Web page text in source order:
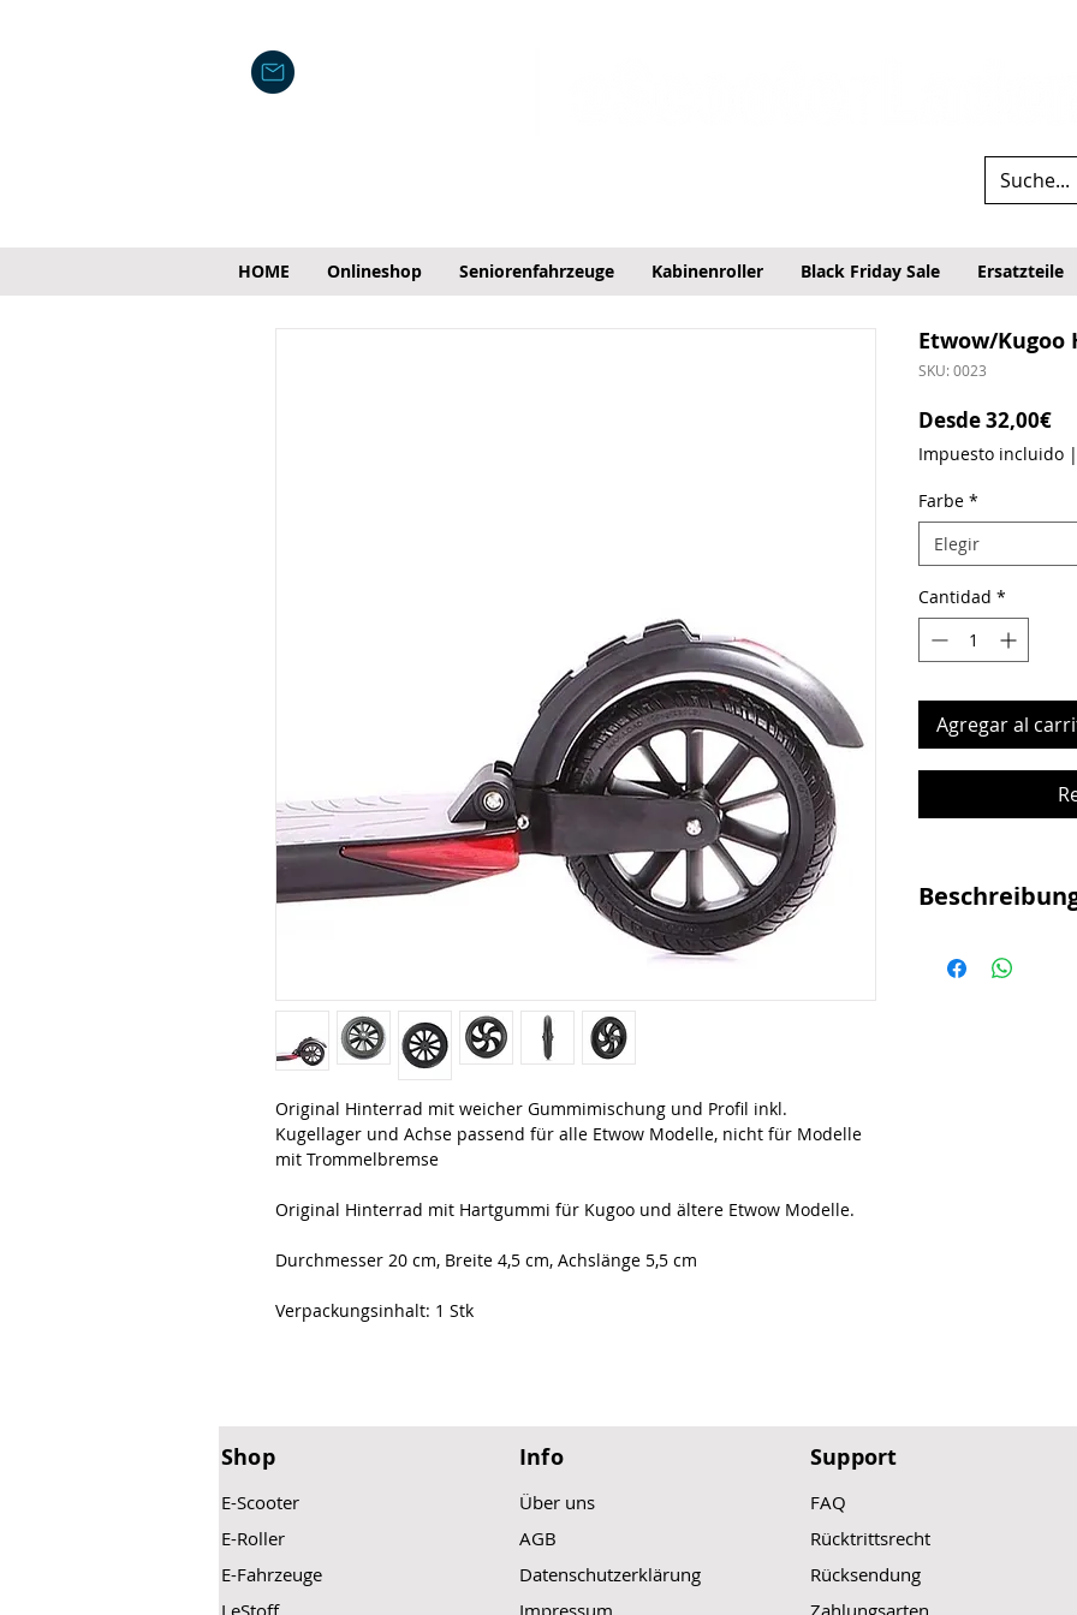
HOME Onlineshop Seniorenfahrzeuge Kabinenroller Black Friday Sale Ersatzteile
Original Hinterrad mit weicher Gummimischung und Profil inkl.
Kugellager und Achse passend für alle Etwow Modelle, nicht für Modelle
mit Trommelbremse
Original Hinterrad mit Hartgummi für Kugoo und ältere Etwow Modelle.
Durchmesser 20 cm, Breite 4,5 cm, Achslänge 5,5 cm
Verpackungsinhalt: 1 Stk
Etwow/Kugoo
SKU: 0023
Desde32,00€
Impuesto incluido|
Farbe *
Elegir
Cantidad *
Agregar al
abrollen
Shop
E-Scooter
E-Roller
E-Fahrzeuge
Info
Über uns
AGB
Datenschutzerklärung
Support
FAQ
Rücktrittsrecht
Rücksendung